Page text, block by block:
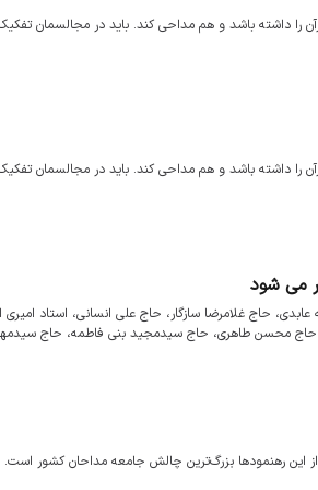
را داشته باشد و هم مداحی کند. باید در مجالسمان
را داشته باشد و هم مداحی کند. باید در مجالسمان
می شود
حاج غلامرضا سازگار، حاج علی انسانی، استاد امیری
حاج محسن طاهری، حاج سیدمجید بنی فاطمه، حاج
این رهنمودها بزرگ‌ترین چالش جامعه مداحان کشور است.